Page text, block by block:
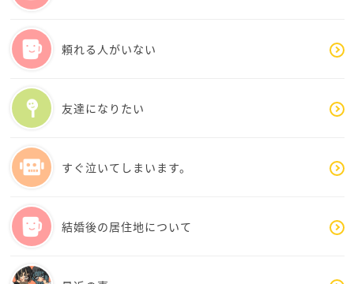
うか？
自分の手で得た塩おにぎりは、何より美味しかった
と、ジブリの主人公も言っていましたよね、それも働
ている方々には分かる事なのでしょう。
逆に、例え一人暮らしをしていても、親の仕送りで勉
強している学生は、自立予備軍にすぎないとも言えま
は？と私が観ているというだけです…。
いるのでしょう？本当のお嬢様なら、親御さんが幼少
より「自律」を教えたり、さかなさんのように意見を
ね。古今や国別でも、現代では目の届く外で、簡単な
頼れる人がいない
友達になりたい
すぐ泣いてしまいます。
結婚後の居住地について